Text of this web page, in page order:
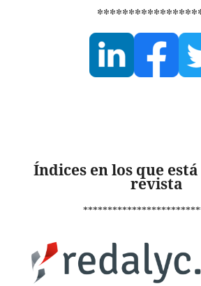
Índices en los que
revista